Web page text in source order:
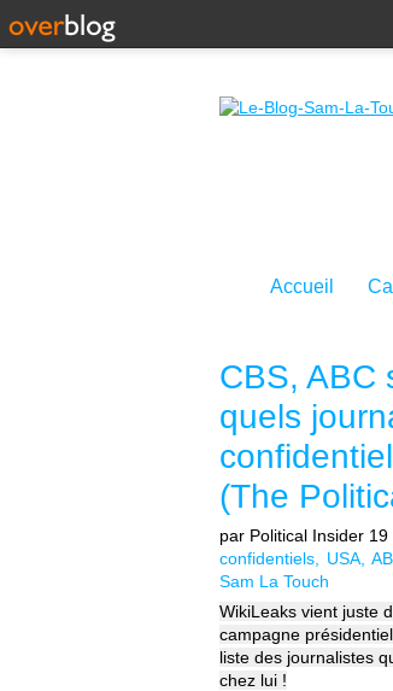
Accueil
CBS, ABC
quels
(The
par Political Insider 19
confidentiels
USA
Sam La Touch
WikiLeaks vient juste
campagne
liste des journalistes
chez lui !